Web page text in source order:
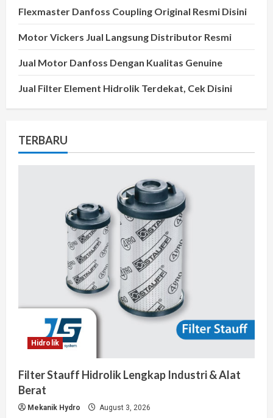
Flexmaster Danfoss Coupling Original Resmi Disini
Motor Vickers Jual Langsung Distributor Resmi
Jual Motor Danfoss Dengan Kualitas Genuine
Jual Filter Element Hidrolik Terdekat, Cek Disini
TERBARU
Hidrolik
Filter Stauff Hidrolik Lengkap Industri & Alat
Berat
Mekanik Hydro August 3, 2026